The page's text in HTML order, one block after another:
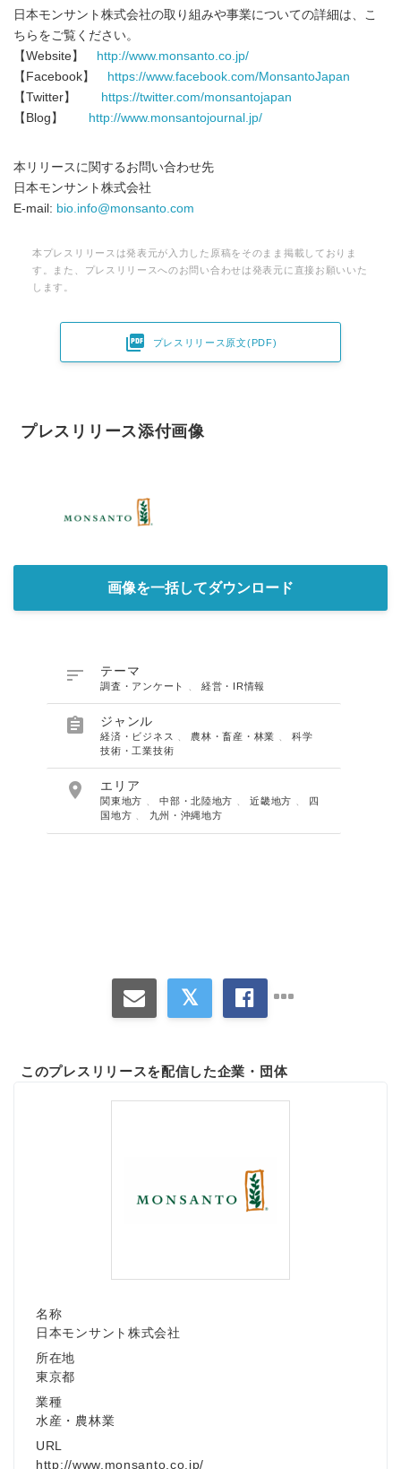
日本モンサント株式会社の取り組みや事業についての詳細は、こ
ちらをご覧ください。
【Website】
http://www.monsanto.co.jp/
【Facebook】
https://www.facebook.com/MonsantoJapan
【Twitter】
https://twitter.com/monsantojapan
【Blog】
http://www.monsantojournal.jp/
本リリースに関するお問い合わせ先
日本モンサント株式会社
E-mail: bio.info@monsanto.com
本プレスリリースは発表元が入力した原稿をそのまま掲載しておりま
す。また、プレスリリースへのお問い合わせは発表元に直接お願いいた
します。
 プレスリリース原文(PDF)
プレスリリース添付画像
画像を一括してダウンロード
 テーマ
調査・アンケート 、経営・IR情報
 ジャンル
経済・ビジネス 農林・畜産・林業 、科学
技術・工業技術
 エリア
関東地方 、中部・北陸地方 、近畿地方
四
国地方
九州・沖縄地方
このプレスリリースを配信した企業・団体
名称
日本モンサント株式会社
所在地
東京都
業種
水産・農林業
URL
http://www.monsanto.co.jp/